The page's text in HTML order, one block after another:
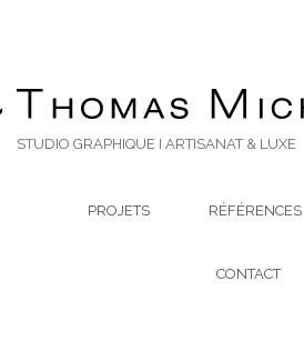
STUDIO GRAPHIQUE I ARTISANAT & LUXE
PROJETS RÉFÉRENCES
CONTACT